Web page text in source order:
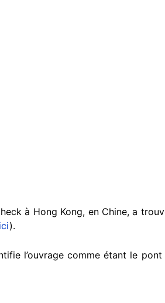
à Hong Kong, en Chine, a
ici).
l’ouvrage comme étant le